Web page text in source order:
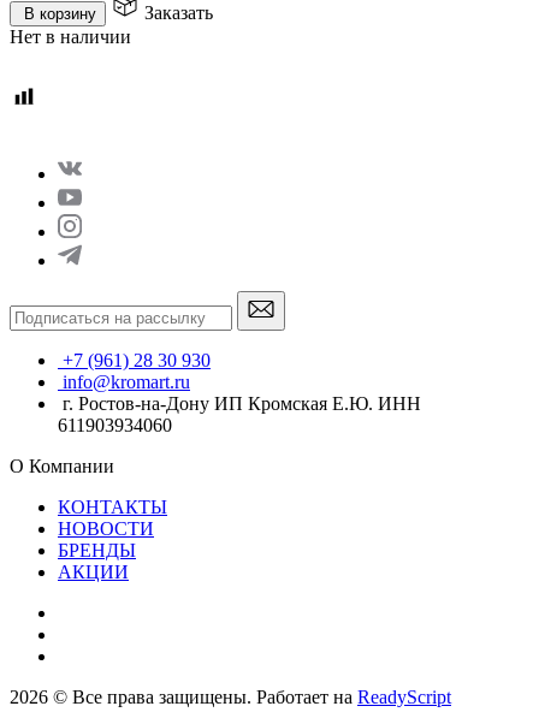
В корзину
Заказать
Нет в наличии
+7 (961) 28 30 930
info@kromart.ru
г. Ростов-на-Дону ИП Кромская Е.Ю. ИНН
611903934060
О Компании
КОНТАКТЫ
НОВОСТИ
БРЕНДЫ
АКЦИИ
2026 © Все права защищены. Работает на ReadyScript